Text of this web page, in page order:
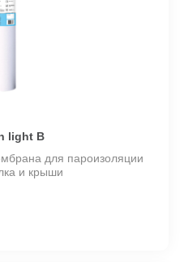
light B
для пароизоляции
и крыши